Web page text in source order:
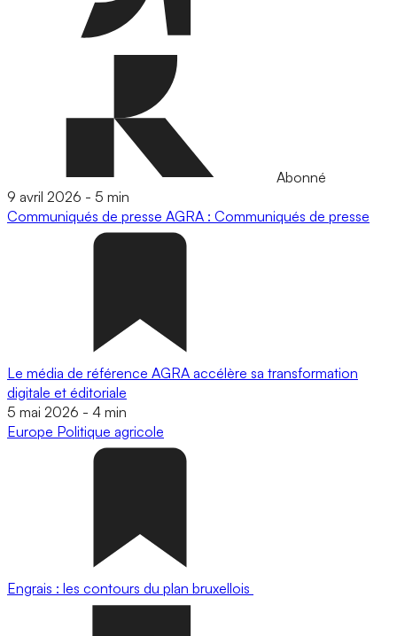
Abonné
9 avril 2026 - 5 min
Communiqués de presse AGRA : Communiqués de presse
Le média de référence AGRA accélère sa transformation
digitale et éditoriale
5 mai 2026 - 4 min
Europe Politique agricole
Engrais : les contours du plan bruxellois